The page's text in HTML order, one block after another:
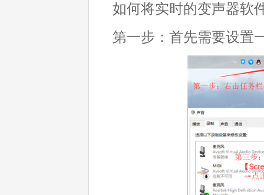
如何将实时的变声器软
第一步：首先需要设置